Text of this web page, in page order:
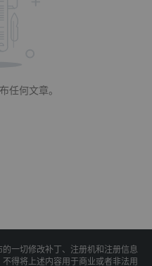
任何文章。
一切修改补丁、注册机和注册信息
得将上述内容用于商业或者非法用